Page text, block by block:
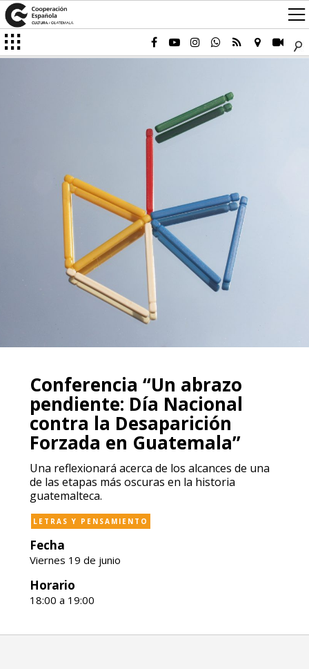
Conferencia “Un abrazo
pendiente: Día Nacional
contra la Desaparición
Forzada en Guatemala”
Una reflexionará acerca de los alcances de una
de las etapas más oscuras en la historia
guatemalteca.
LETRAS Y PENSAMIENTO
Fecha
Viernes 19 de junio
Horario
18:00 a 19:00